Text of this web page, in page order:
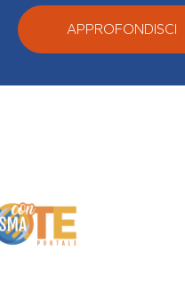
APPROFONDISCI